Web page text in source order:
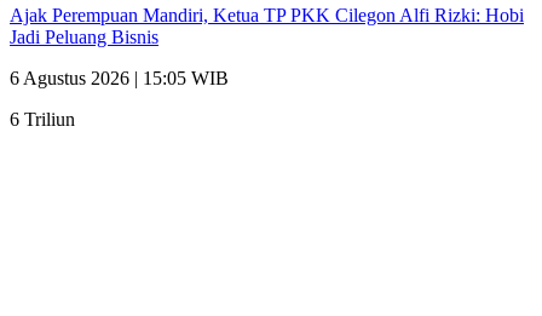
Ajak Perempuan Mandiri, Ketua TP PKK Cilegon Alfi Rizki: Hobi
Jadi Peluang Bisnis
6 Agustus 2026 | 15:05 WIB
6 Triliun